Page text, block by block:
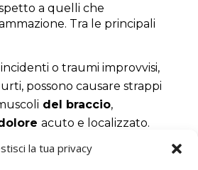
la tua privacy
a quelli che
Tra le principali
incidenti o traumi improvvisi,
possono causare strappi
del braccio,
acuto e localizzato.
attività fisiche intense o
dell’intensità degli